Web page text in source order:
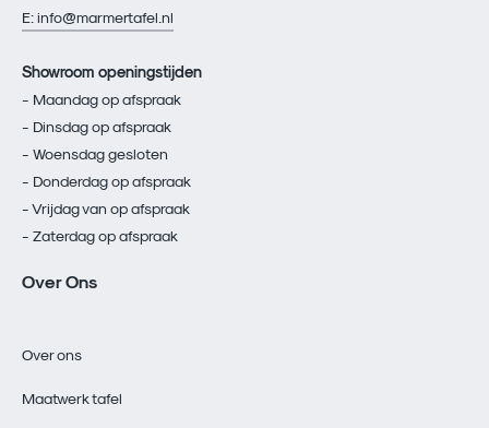
E: info@marmertafel.nl
Showroom openingstijden
- Maandag op afspraak
- Dinsdag op afspraak
- Woensdag gesloten
- Donderdag op afspraak
- Vrijdag van op afspraak
- Zaterdag op afspraak
Over Ons
Over ons
Maatwerk tafel